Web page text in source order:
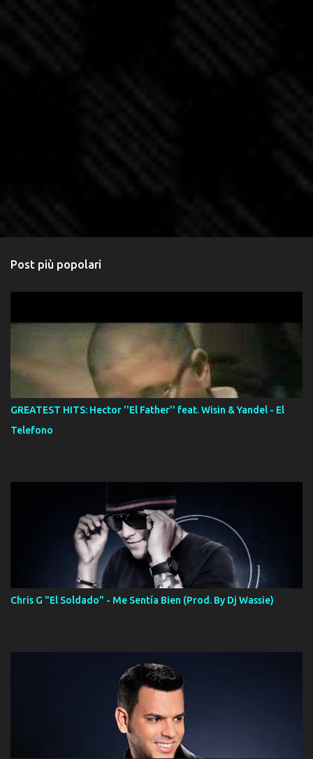
Post più popolari
GREATEST HITS: Hector ''El Father'' feat. Wisin & Yandel - El
Telefono
Chris G "El Soldado" - Me Sentía Bien (Prod. By Dj Wassie)